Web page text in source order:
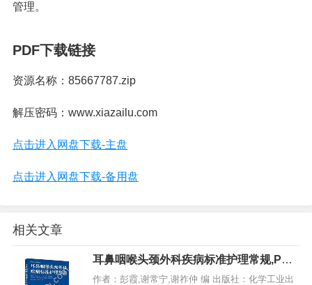
管理。
PDF下载链接
资源名称：85667787.zip
解压密码：www.xiazailu.com
点击进入网盘下载-主盘
点击进入网盘下载-备用盘
相关文章
耳鼻咽喉头颈外科疾病标准护理常规,PDF
电子书下载
作者：彭霞,谢常宁,谢祚仲 编 出版社：化学工业出